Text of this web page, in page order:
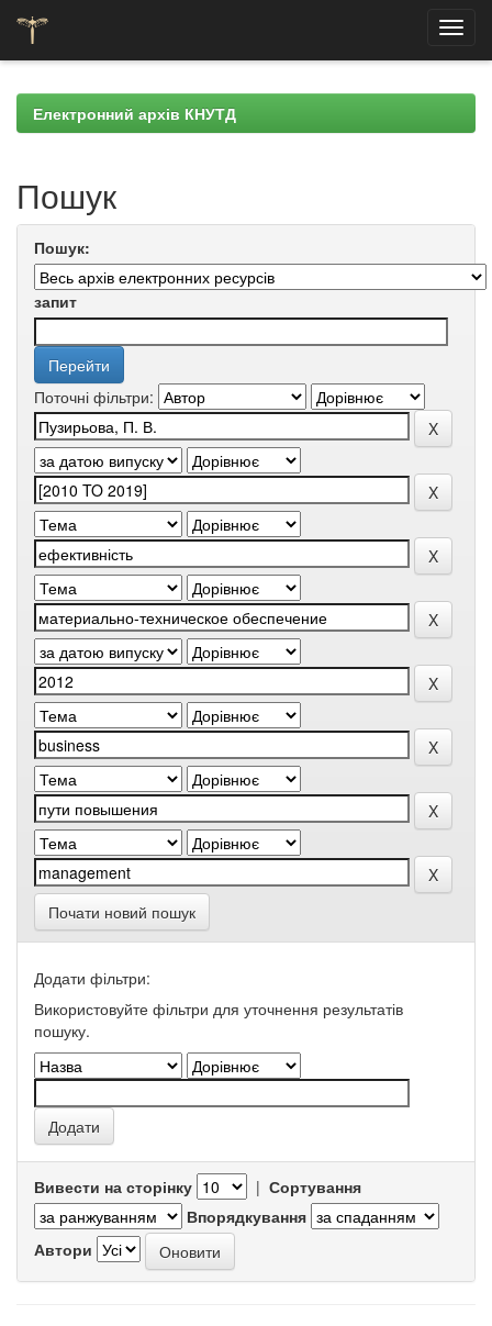
navigationЕлектронний архів КНУТД
Пошук
Пошук:
запит
Поточні фільтри:
Почати новий пошук
Додати фільтри:
Використовуйте фільтри для уточнення результатів
пошуку.
Вивести на сторінку | Сортування
Впорядкування
Автори